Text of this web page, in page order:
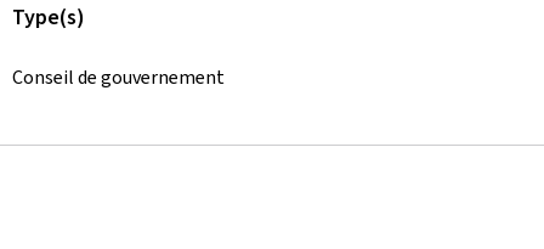
Type(s)
Conseil de gouvernement